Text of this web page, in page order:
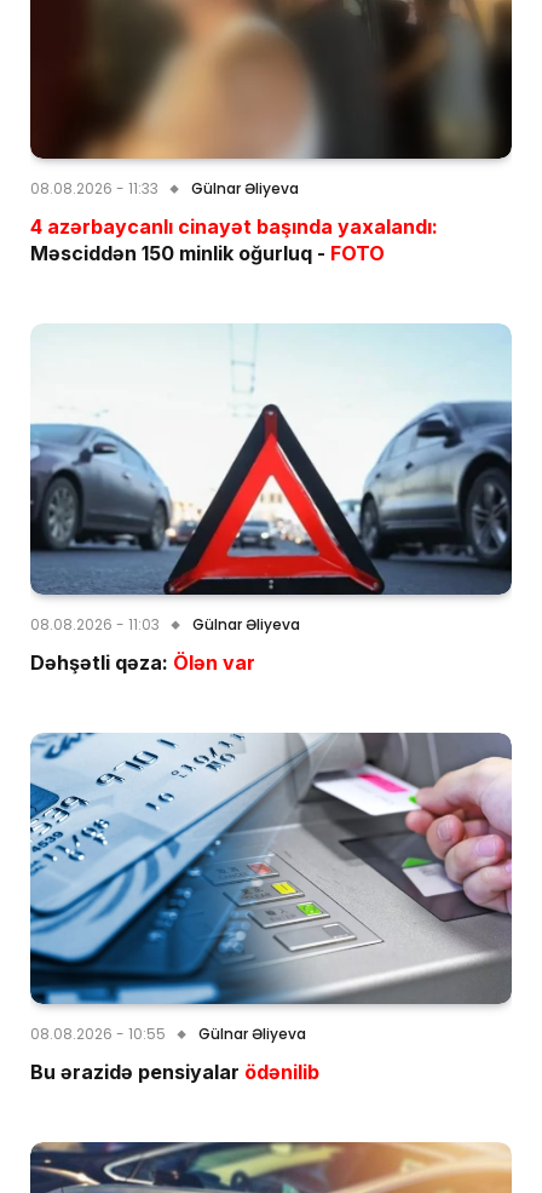
08.08.2026 - 11:33 Gülnar Əliyeva
4 azərbaycanlı cinayət başında yaxalandı:
Məsciddən 150 minlik oğurluq - FOTO
08.08.2026 - 11:03 Gülnar Əliyeva
Dəhşətli qəza: Ölən var
08.08.2026 - 10:55 Gülnar Əliyeva
Bu ərazidə pensiyalar ödənilib